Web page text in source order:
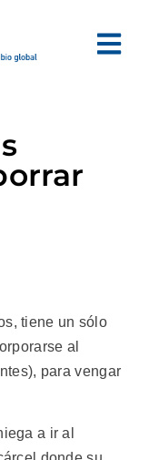
tiene un sólo
al
para vengar
a ir al